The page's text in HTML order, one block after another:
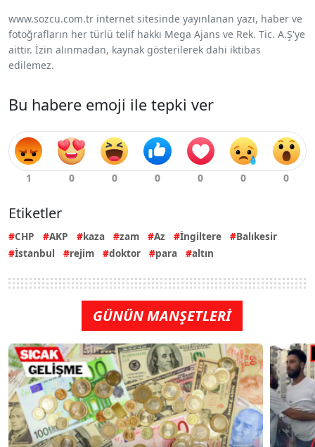
www.sozcu.com.tr internet sitesinde yayınlanan yazı, haber ve
fotoğrafların her türlü telif hakkı Mega Ajans ve Rek. Tic. A.Ş'ye
aittir. İzin alınmadan, kaynak gösterilerek dahi iktibas
edilemez.
Bu habere emoji ile tepki ver
Etiketler
CHP AKP kaza zam Az İngiltere
Balıkesir
İstanbul
rejim doktor para altın
GÜNÜN MANŞETLERİ